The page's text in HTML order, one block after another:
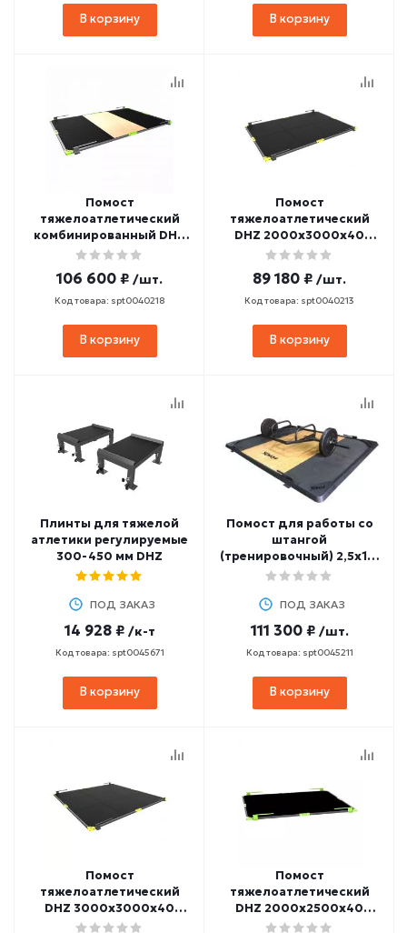
В корзину В корзину
Помост
тяжелоатлетический
комбинированный DHZ
2000х3000х40 (фанера,
106 600 ₽ /шт.
Код товара: spt0040218
В корзину
Помост
тяжелоатлетический
DHZ 2000х3000х40
(резина)
89 180 ₽ /шт.
Код товара: spt0040213
В корзину
Плинты для тяжелой
атлетики регулируемые
300-450 мм DHZ
ПОД ЗАКАЗ
14 928 ₽ /к-т
Код товара: spt0045671
В корзину
Помост для работы со
штангой
(тренировочный) 2,5х1,9
м FITEX PRO FTX-6518
ПОД ЗАКАЗ
111 300 ₽ /шт.
Код товара: spt0045211
В корзину
Помост
тяжелоатлетический
DHZ 3000х3000х40
(резина)
Помост
тяжелоатлетический
DHZ 2000х2500х40
(резина)